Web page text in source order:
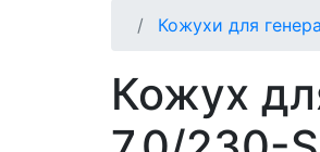
Кожухи для
Кожух